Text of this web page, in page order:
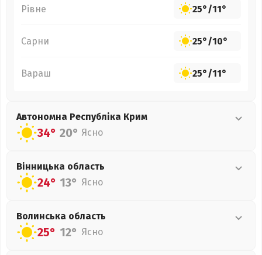
Рівне 25°/11°
Сарни 25°/10°
Вараш 25°/11°
Автономна Республіка Крим
34° 20° Ясно
Вінницька область
24° 13° Ясно
Волинська область
25° 12° Ясно